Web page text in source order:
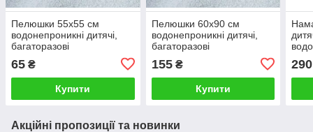
Пелюшки 55х55 см
водонепроникні дитячі,
багаторазові
65 ₴
Купити
Пелюшки 60х90 см
водонепроникні дитячі,
багаторазові
155₴
Купити
290
Акційні пропозиції та новинки